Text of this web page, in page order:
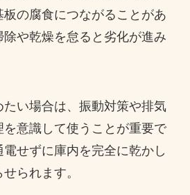
の腐食につながることがあ
除や乾燥を怠ると劣化が進み
い場合は、振動対策や排気
意識して使うことが重要で
せずに庫内を完全に乾かし
られます。